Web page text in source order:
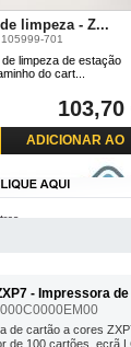
S4M
TLP2844
Series
limpeza - Z...
701
de limpeza de estação
do cart...
103,70
ADICIONAR AO
CARRINHO
- Impressora
de cartão a cores
de 100 cartões, ecrã